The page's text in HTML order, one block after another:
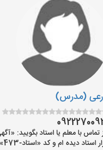
(مدرس)
با معلم یا استاد بگویید:
را در